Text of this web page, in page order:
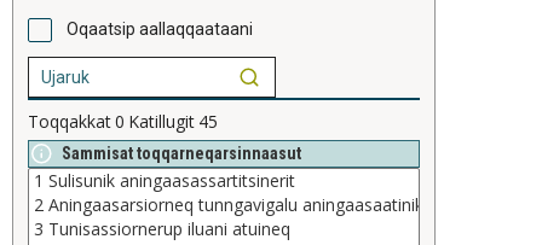
Oqaatsip aallaqqaataani
Toqqakkat0 Katillugit 45
Sammisat toqqarneqarsinnaasut